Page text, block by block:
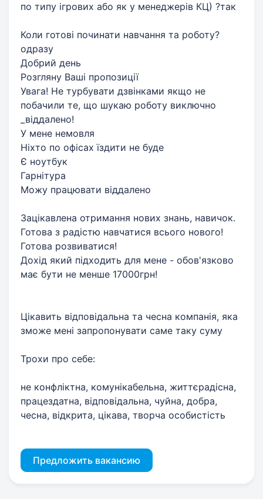
по типу ігрових або як у менеджерів КЦ) ?так
Коли готові починати навчання та роботу?
одразу
Добрий день
Розгляну Ваші пропозиції
Увага! Не турбувати дзвінками якщо не
побачили те, що шукаю роботу виключно
_віддалено!
У мене немовля
Ніхто по офісах їздити не буде
Є ноутбук
Гарнітура
Можу працювати віддалено
Зацікавлена ​​отримання нових знань, навичок.
Готова з радістю навчатися всього нового!
Готова розвиватися!
Дохід який підходить для мене - обов'язково
має бути не менше 17000грн!
Цікавить відповідальна та чесна компанія, яка
зможе мені запропонувати саме таку суму
Трохи про себе:
не конфліктна, комунікабельна, життєрадісна,
працездатна, відповідальна, чуйна, добра,
чесна, відкрита, цікава, творча особистість
Предложить вакансию